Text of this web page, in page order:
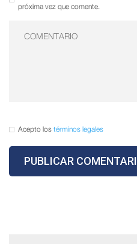
próxima vez que comente.
Acepto los términos legales